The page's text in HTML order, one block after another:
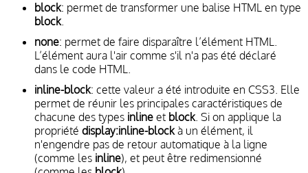
block: permet de transformer une balise HTML en type
block.
none: permet de faire disparaître l’élément HTML.
L’élément aura l'air comme s'il n'a pas été déclaré
dans le code HTML.
inline-block: cette valeur a été introduite en CSS3. Elle
permet de réunir les principales caractéristiques de
chacune des types inline et block. Si on applique la
propriété display:inline-blockà un élément, il
n'engendre pas de retour automatique à la ligne
(comme les inline), et peut être redimensionné